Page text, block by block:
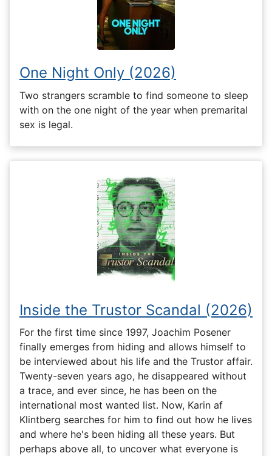
One Night Only (2026)
Two strangers scramble to find someone to sleep
with on the one night of the year when premarital
sex is legal.
Inside the Trustor Scandal (2026)
For the first time since 1997, Joachim Posener
finally emerges from hiding and allows himself to
be interviewed about his life and the Trustor affair.
Twenty-seven years ago, he disappeared without
a trace, and ever since, he has been on the
international most wanted list. Now, Karin af
Klintberg searches for him to find out how he lives
and where he's been hiding all these years. But
perhaps above all, to uncover what everyone is